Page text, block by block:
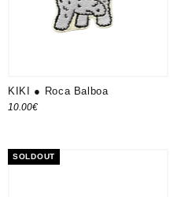
KIKI ● Roca Balboa
10.00€
SOLDOUT